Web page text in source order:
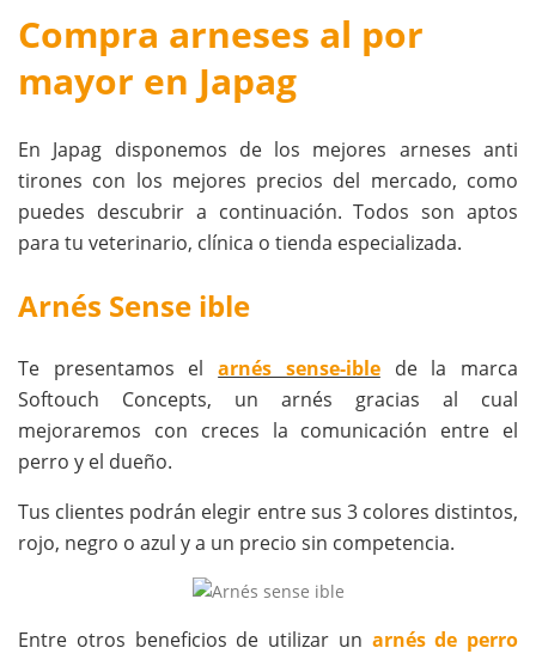
Compra arneses al por
mayor en Japag
En Japag disponemos de los mejores arneses anti
tirones con los mejores precios del mercado, como
puedes descubrir a continuación. Todos son aptos
para tu veterinario, clínica o tienda especializada.
Arnés Sense ible
Te presentamos elarnés sense-iblede la marca
Softouch Concepts, un arnés gracias al cual
mejoraremos con creces la comunicación entre el
perro y el dueño.
Tus clientes podrán elegir entre sus 3 colores distintos,
rojo, negro o azul y a un precio sin competencia.
Entre otros beneficios de utilizar un arnés de perro